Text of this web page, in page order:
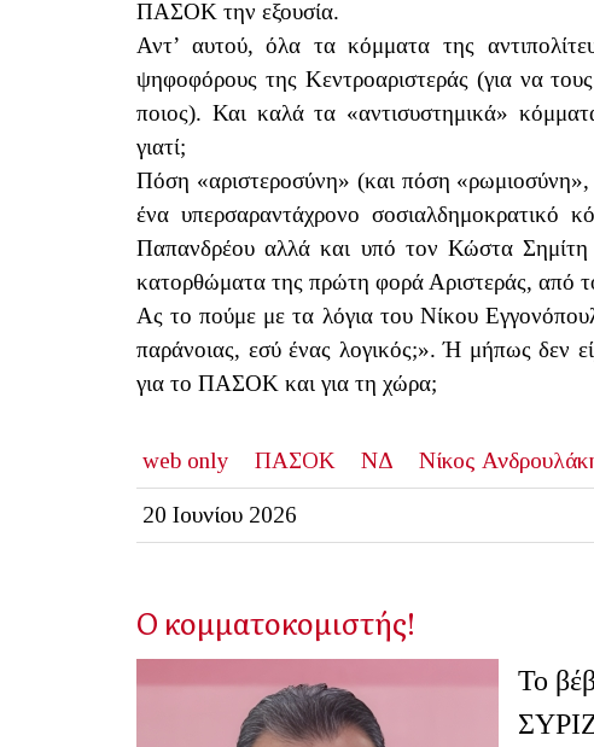
ΠΑΣΟΚ την εξουσία.
Αντ’ αυτού, όλα τα κόμματα της
ψηφοφόρους της Κεντροαριστεράς (για να
ποιος). Και καλά τα «αντισυστημικά»
γιατί;
Πόση «αριστεροσύνη» (και πόση «ρωμιοσύνη»,
ένα υπερσαραντάχρονο
Παπανδρέου αλλά και υπό τον Κώστα Σημίτη
κατορθώματα της πρώτη φορά Αριστεράς, από
Ας το πούμε με τα λόγια του Νίκου
παράνοιας, εσύ ένας λογικός;». Ή μήπως δεν
για το ΠΑΣΟΚ και για τη χώρα;
web only
ΠΑΣΟΚ ΝΔ Νίκος
20 Ιουνίου 2026
Ο κομματοκομιστής!
Το